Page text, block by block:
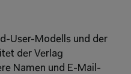
User-Modells und der
der Verlag
Namen und E-Mail-